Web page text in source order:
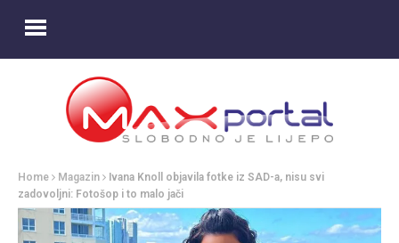
Home Magazin
Ivana Knoll objavila fotke iz SAD-a, nisu svi
zadovoljni: Fotošop i to malo jači